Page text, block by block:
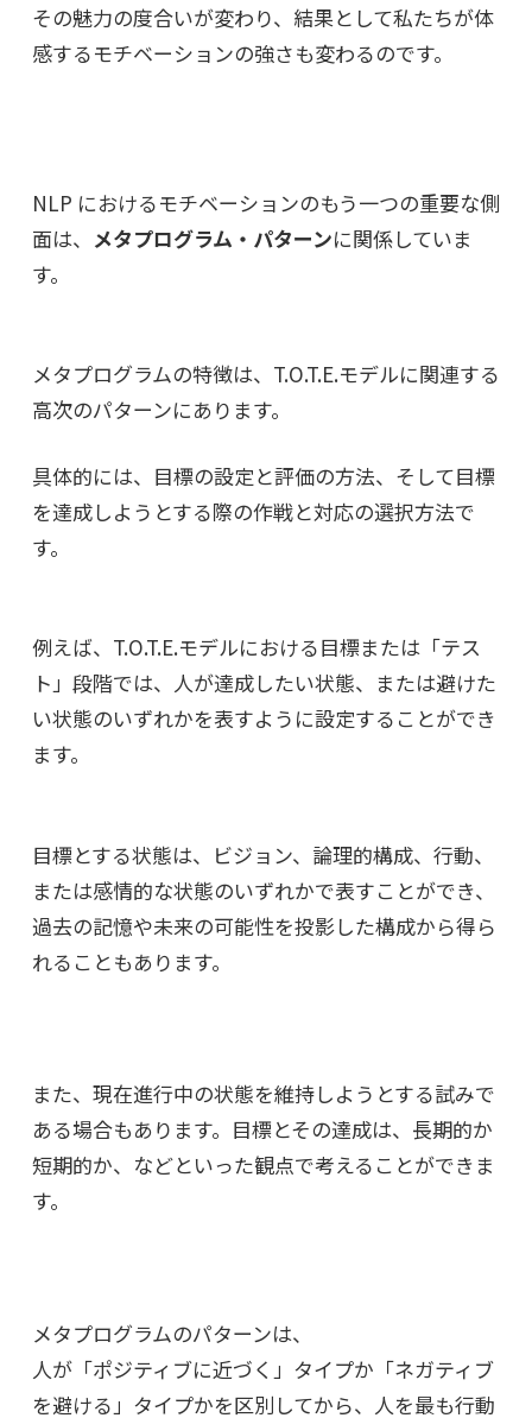
その魅力の度合いが変わり、結果として私たちが体
感するモチベーションの強さも変わるのです。
NLP におけるモチベーションのもう一つの重要な側
面は、 メタプログラム・パターンに関係していま
す。
メタプログラムの特徴は、T.O.T.E.モデルに関連する
高次のパターンにあります。
具体的には、目標の設定と評価の方法、そして目標
を達成しようとする際の作戦と対応の選択方法で
す。
例えば、T.O.T.E.モデルにおける目標または「テス
ト」段階では、人が達成したい状態、または避けた
い状態のいずれかを表すように設定することができ
ます。
目標とする状態は、ビジョン、論理的構成、行動、
または感情的な状態のいずれかで表すことができ、
過去の記憶や未来の可能性を投影した構成から得ら
れることもあります。
また、現在進行中の状態を維持しようとする試みで
ある場合もあります。目標とその達成は、長期的か
短期的か、などといった観点で考えることができま
す。
メタプログラムのパターンは、
人が「ポジティブに近づく」タイプか「ネガティブ
を避ける」タイプかを区別してから、人を最も行動